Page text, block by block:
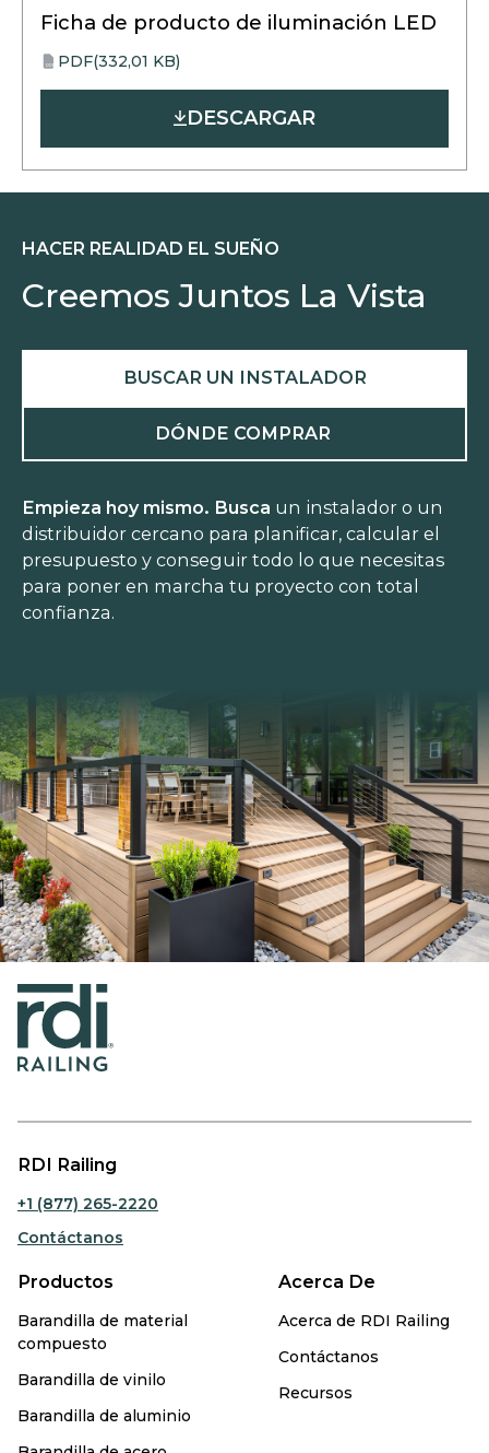
Ficha de producto de iluminación LED
PDF PDF(332,01 KB)
opens
in
DESCARGAR
HACER REALIDAD EL SUEÑO
Creemos Juntos La Vista
BUSCAR UN INSTALADOR
DÓNDE COMPRAR
Empieza hoy mismo. Busca un instalador o un
distribuidor cercano para planificar, calcular el
presupuesto y conseguir todo lo que necesitas
para poner en marcha tu proyecto con total
confianza.
RDI Railing
+1 (877) 265-2220
Contáctanos
Productos
Barandilla de material
compuesto
Barandilla de vinilo
Barandilla de aluminio
Acerca De
Acerca de RDI Railing
Contáctanos
Recursos